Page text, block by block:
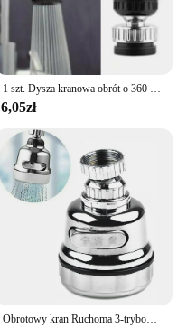
1 szt. Dysza kranowa obrót o 360 stopni rura przedłużająca filtr prysznic oszczędzająca wodę głowica kranu dysza uniwersalne akcesoria kuchenne
6,05zł
Obrotowy kran Ruchoma 3-trybowa głowica kranu kuchennego 360 stopni Dysza oszczędzająca wodę Opryskiwacz Filtr Przedłużka Akcesoria kuchenne